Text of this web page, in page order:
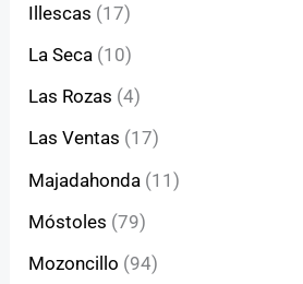
Illescas (17)
La Seca (10)
Las Rozas (4)
Las Ventas (17)
Majadahonda (11)
Móstoles (79)
Mozoncillo (94)